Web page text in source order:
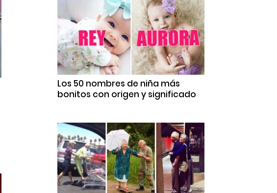
Los 50 nombres de niña más
bonitos con origen y significado